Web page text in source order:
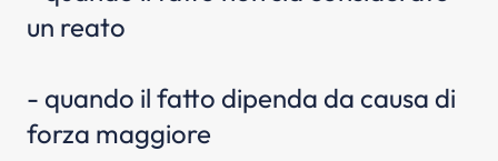
un reato
- quando il fatto dipenda da causa di
forza maggiore